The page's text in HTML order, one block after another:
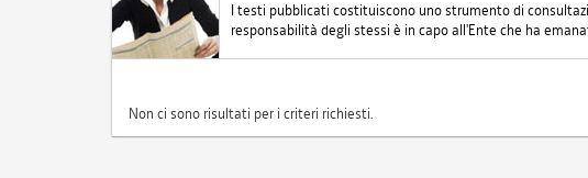
I testi pubblicati costituiscono uno strumento di
responsabilità degli stessi è in capo all'Ente che ha
Non ci sono risultati per i criteri richiesti.